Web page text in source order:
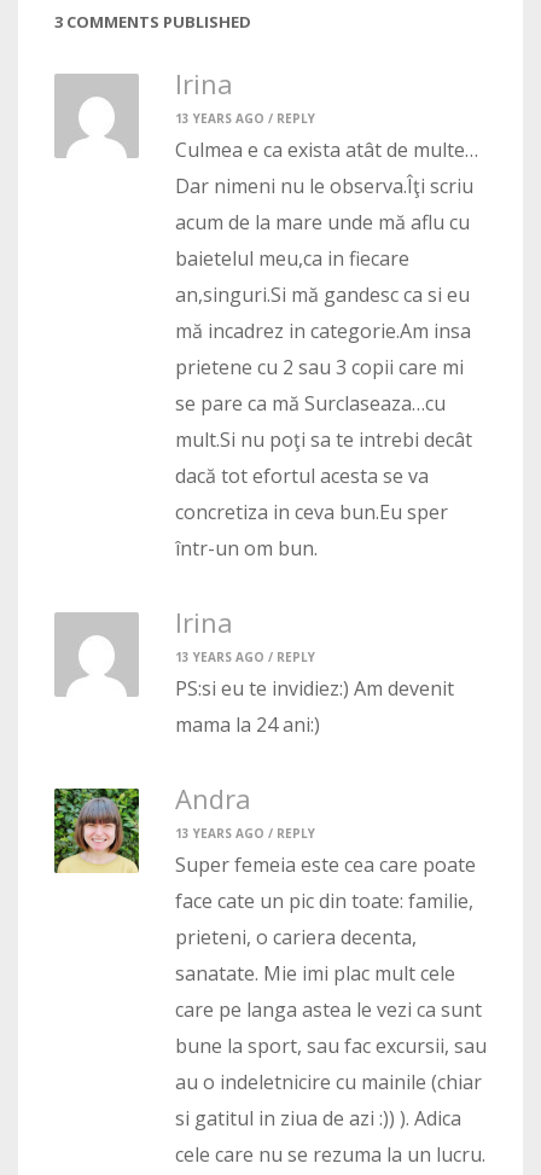
3 COMMENTS PUBLISHED
Irina
13 YEARS AGO / REPLY
Culmea e ca exista atât de multe…
Dar nimeni nu le observa.Îţi scriu
acum de la mare unde mă aflu cu
baietelul meu,ca in fiecare
an,singuri.Si mă gandesc ca si eu
mă incadrez in categorie.Am insa
prietene cu 2 sau 3 copii care mi
se pare ca mă Surclaseaza…cu
mult.Si nu poţi sa te intrebi decât
dacă tot efortul acesta se va
concretiza in ceva bun.Eu sper
într-un om bun.
Irina
13 YEARS AGO / REPLY
PS:si eu te invidiez:) Am devenit
mama la 24 ani:)
Andra
13 YEARS AGO / REPLY
Super femeia este cea care poate
face cate un pic din toate: familie,
prieteni, o cariera decenta,
sanatate. Mie imi plac mult cele
care pe langa astea le vezi ca sunt
bune la sport, sau fac excursii, sau
au o indeletnicire cu mainile (chiar
si gatitul in ziua de azi :)) ). Adica
cele care nu se rezuma la un lucru.